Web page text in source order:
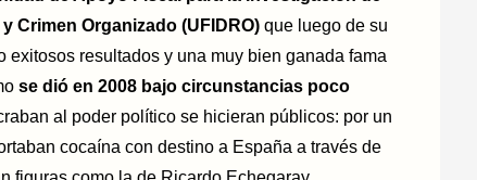
Crimen Organizado (UFIDRO) que luego de su
resultados y una muy bien ganada fama
se dió en 2008 bajo circunstancias poco
al poder político se hicieran públicos: por un
cocaína con destino a España a través de